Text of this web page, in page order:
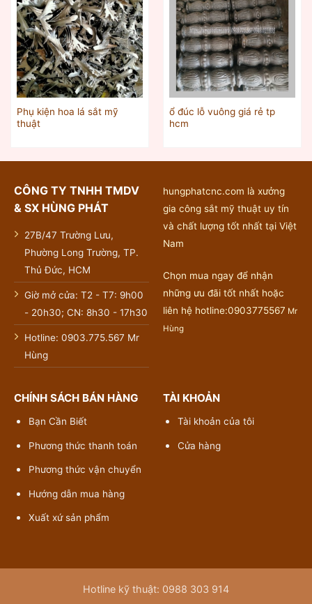
Phụ kiện hoa lá sắt mỹ
thuật
ổ đúc lỗ vuông giá rẻ tp
hcm
CÔNG TY TNHH TMDV
& SX HÙNG PHÁT
27B/47 Trường Lưu,
Phường Long Trường, TP.
Thủ Đức, HCM
Giờ mở cửa: T2 - T7: 9h00
- 20h30; CN: 8h30 - 17h30
Hotline: 0903.775.567 Mr
Hùng
hungphatcnc.com là xưởng
gia công sắt mỹ thuật uy tín
và chất lượng tốt nhất tại Việt
Nam
Chọn mua ngay để nhận
những ưu đãi tốt nhất hoặc
liên hệ hotline:0903775567 Mr
Hùng
CHÍNH SÁCH BÁN HÀNG
Bạn Cần Biết
Phương thức thanh toán
Phương thức vận chuyển
Hướng dẫn mua hàng
Xuất xứ sản phẩm
TÀI KHOẢN
Tài khoản của tôi
Cửa hàng
Hotline kỹ thuật: 0988 303 914